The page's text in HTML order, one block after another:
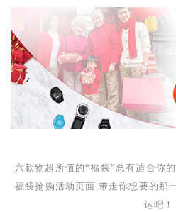
六款物超所值的“福袋”总有适合你
福袋抢购活动页面,带走你想要的那
运吧！